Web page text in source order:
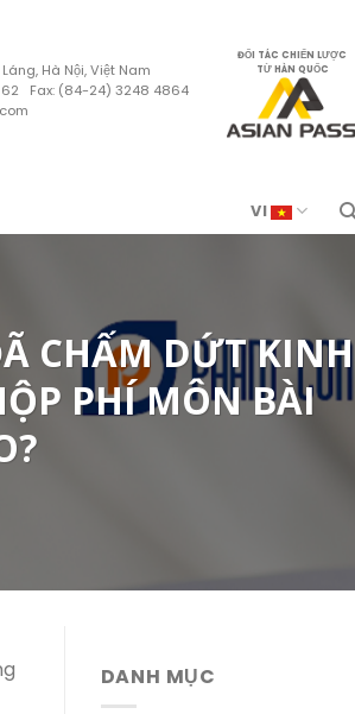
Hà Nội, Việt Nam
Fax: (84-24) 3248 4864
ĐỐI TÁC CHIẾN LƯỢC
TỪ HÀN QUỐC
VI
CHẤM DỨT KINH
PHÍ MÔN BÀI
DANH MỤC